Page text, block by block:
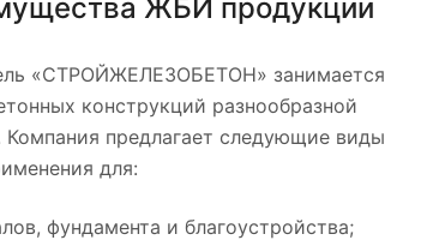
ЖБИ продукции
«СТРОЙЖЕЛЕЗОБЕТОН» занимается
конструкций разнообразной
предлагает следующие виды
для:
фундамента и благоустройства;